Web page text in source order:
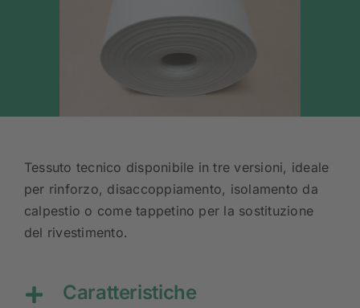
Tessuto tecnico disponibile in tre versioni, ideale
per rinforzo, disaccoppiamento, isolamento da
calpestio o come tappetino per la sostituzione
del rivestimento.
Caratteristiche